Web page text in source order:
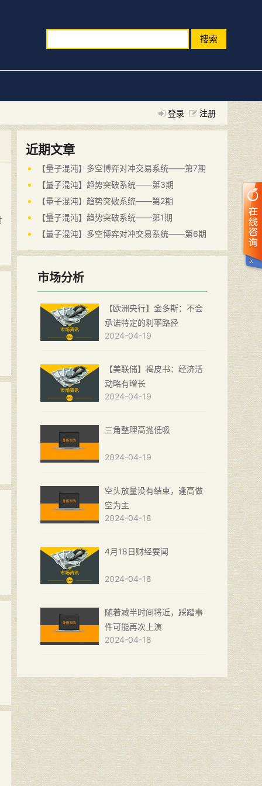
搜索
登录 注册
近期文章
【量子混沌】多空博弈对冲交易系统——第7期
【量子混沌】趋势突破系统——第3期
【量子混沌】趋势突破系统——第2期
【量子混沌】趋势突破系统——第1期
【量子混沌】多空博弈对冲交易系统——第6期
市场分析
【欧洲央行】金多斯：不会
承诺特定的利率路径
2024-04-19
【美联储】褐皮书：经济活
动略有增长
2024-04-19
三角整理高抛低吸
2024-04-19
空头放量没有结束，逢高做
空为主
2024-04-18
4月18日财经要闻
2024-04-18
随着减半时间将近，踩踏事
件可能再次上演
2024-04-18